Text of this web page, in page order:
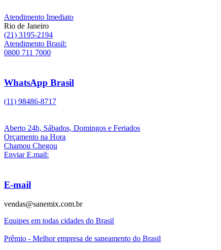
Atendimento Imediato
Rio de Janeiro
(21) 3195-2194
Atendimento Brasil:
0800 711 7000
WhatsApp Brasil
(11) 98486-8717
Aberto 24h, Sábados, Domingos e Feriados
Orçamento na Hora
Chamou Chegou
Enviar E.mail:
E-mail
vendas@sanemix.com.br
Equipes em todas cidades do Brasil
Prêmio - Melhor empresa de saneamento do Brasil